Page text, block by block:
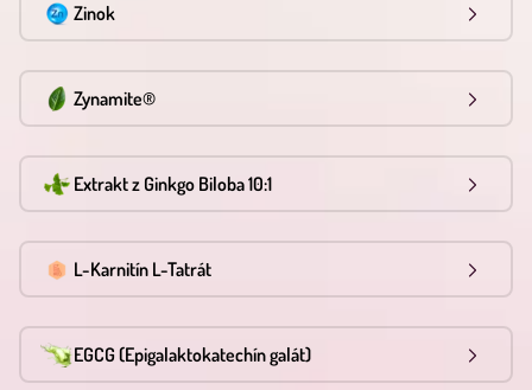
Zinok
Zynamite®
Extrakt z Ginkgo Biloba 10:1
L-Karnitín L-Tatrát
EGCG (Epigalaktokatechín galát)